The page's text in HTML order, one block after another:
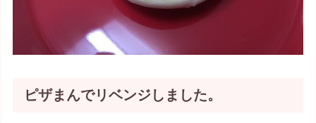
ピザまんでリベンジしました。